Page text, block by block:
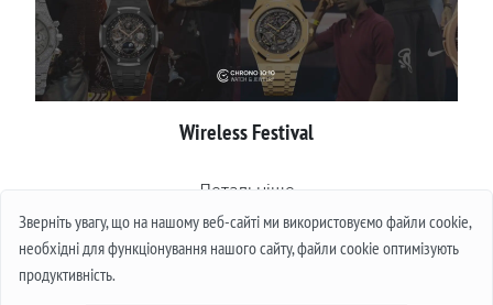
Зверніть увагу, що на нашому веб-сайті ми використовуємо файли cookie,
необхідні для функціонування нашого сайту, файли cookie оптимізують
продуктивність.
Wireless Festival
Детальніше